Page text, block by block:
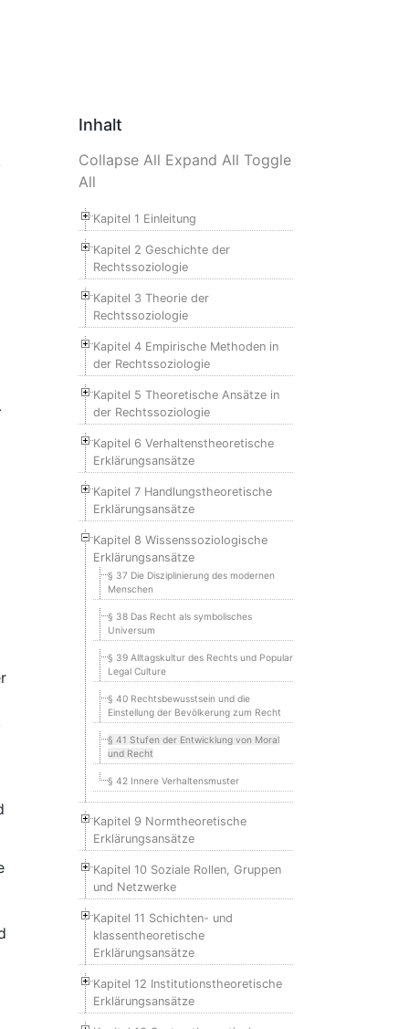
Inhalt
Collapse All Expand All Toggle
All
Kapitel 1 Einleitung
Kapitel 2 Geschichte der
Rechtssoziologie
Kapitel 3 Theorie der
Rechtssoziologie
Kapitel 4 Empirische Methoden in
der Rechtssoziologie
Kapitel 5 Theoretische Ansätze in
der Rechtssoziologie
Kapitel 6 Verhaltenstheoretische
Erklärungsansätze
Kapitel 7 Handlungstheoretische
Erklärungsansätze
Kapitel 8 Wissenssoziologische
Erklärungsansätze
§ 37 Die Disziplinierung des modernen
Menschen
§ 38 Das Recht als symbolisches
Universum
§ 39 Alltagskultur des Rechts und Popular
Legal Culture
§ 40 Rechtsbewusstsein und die
Einstellung der Bevölkerung zum Recht
§ 41 Stufen der Entwicklung von Moral
und Recht
§ 42 Innere Verhaltensmuster
Kapitel 9 Normtheoretische
Erklärungsansätze
Kapitel 10 Soziale Rollen, Gruppen
und Netzwerke
Kapitel 11 Schichten- und
klassentheoretische
Erklärungsansätze
Kapitel 12 Institutionstheoretische
Erklärungsansätze